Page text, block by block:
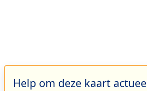
Help om deze kaart